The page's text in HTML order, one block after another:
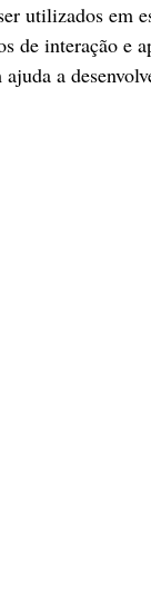
utilizados em
de interação e
a